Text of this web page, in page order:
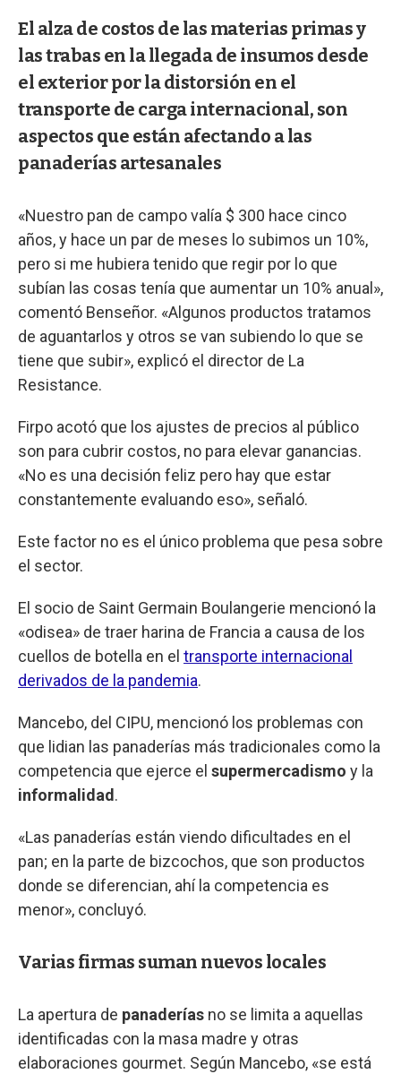
El alza de costos de las materias primas y
las trabas en la llegada de insumos desde
el exterior por la distorsión en el
transporte de carga internacional, son
aspectos que están afectando a las
panaderías artesanales
«Nuestro pan de campo valía $ 300 hace cinco
años, y hace un par de meses lo subimos un 10%,
pero si me hubiera tenido que regir por lo que
subían las cosas tenía que aumentar un 10% anual»,
comentó Benseñor. «Algunos productos tratamos
de aguantarlos y otros se van subiendo lo que se
tiene que subir», explicó el director de La
Resistance.
Firpo acotó que los ajustes de precios al público
son para cubrir costos, no para elevar ganancias.
«No es una decisión feliz pero hay que estar
constantemente evaluando eso», señaló.
Este factor no es el único problema que pesa sobre
el sector.
El socio de Saint Germain Boulangerie mencionó la
«odisea» de traer harina de Francia a causa de los
cuellos de botella en el transporte internacional
derivados de la pandemia.
Mancebo, del CIPU, mencionó los problemas con
que lidian las panaderías más tradicionales como la
competencia que ejerce el supermercadismo y la
informalidad.
«Las panaderías están viendo dificultades en el
pan; en la parte de bizcochos, que son productos
donde se diferencian, ahí la competencia es
menor», concluyó.
Varias firmas suman nuevos locales
La apertura de panaderías no se limita a aquellas
identificadas con la masa madre y otras
elaboraciones gourmet. Según Mancebo, «se está